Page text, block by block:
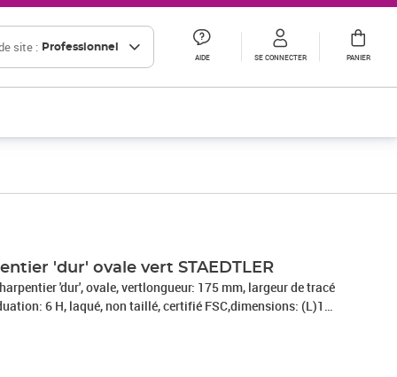
site : Professionnel
AIDE SE CONNECTER PANIER
'dur' ovale vert STAEDTLER
'dur', ovale, vertlongueur: 175 mm, largeur de tracé
6 H, laqué, non taillé, certifié FSC,dimensions: (L)175